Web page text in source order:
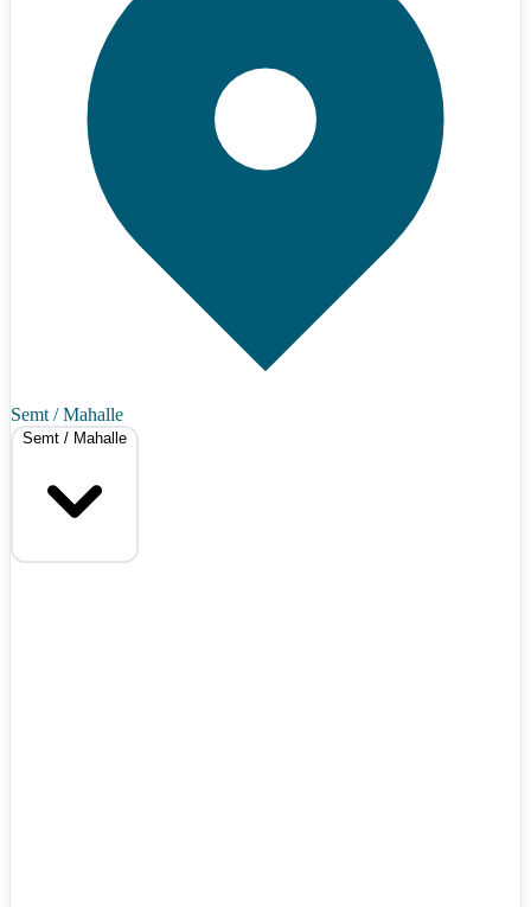
Semt / Mahalle
Semt / Mahalle